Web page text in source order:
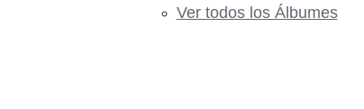
Ver todos los Álbumes